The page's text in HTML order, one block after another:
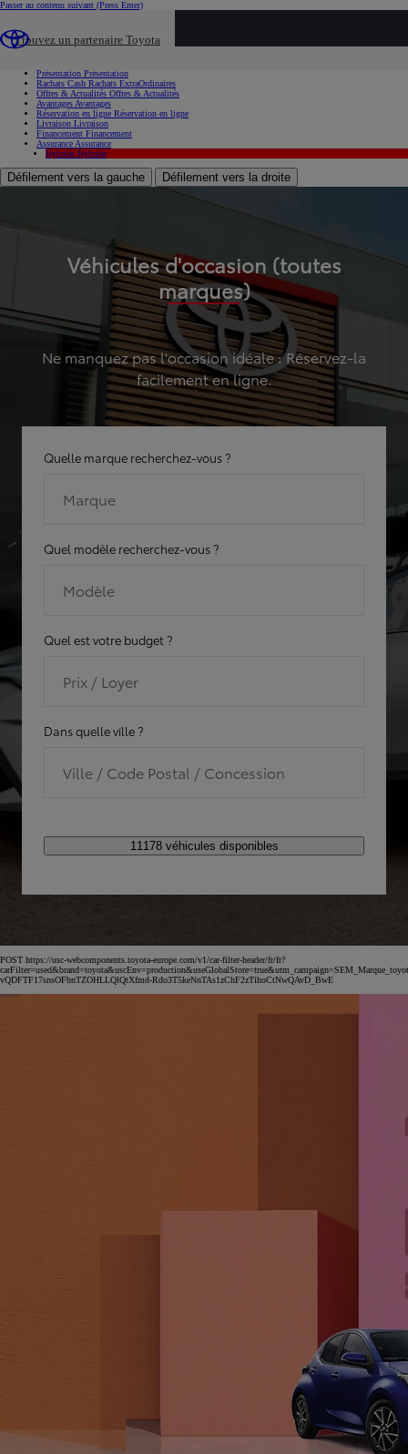
Passer au contenu suivant (Press Enter)
Trouvez un partenaire Toyota
Présentation Présentation
Rachats Cash Rachats ExtraOrdinaires
Offres & Actualités Offres & Actualités
Avantages Avantages
Réservation en ligne Réservation en ligne
Livraison Livraison
Financement Financement
Assurance Assurance
Hybride Hybride
Défilement vers la gauche Défilement vers la droite
Véhicules d'occasion (toutes
marques)
Ne manquez pas l'occasion idéale : Réservez-la
facilement en ligne.
Quelle marque recherchez-vous ?
Marque
Quel modèle recherchez-vous ?
Modèle
Quel est votre budget ?
Prix / Loyer
Dans quelle ville ?
Ville / Code Postal / Concession
11178 véhicules disponibles
POST https://usc-webcomponents.toyota-europe.com/v1/car-filter-header/fr/fr?
vQDFTF17snsOFbnTZOHLLQlQtXfmd-Rdo3T5keNnTAs1zChF2zTihoCtNwQAvD_BwE